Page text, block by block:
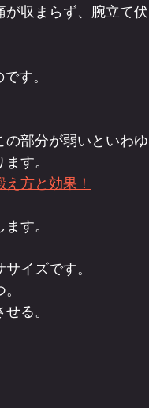
収まらず、腕立て伏
す。
部分が弱いといわゆ
す。
方と効果！
す。
イズです。
る。